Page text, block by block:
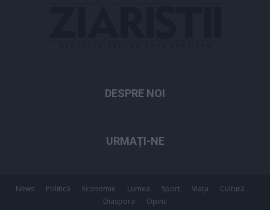
DESPRE NOI
URMAȚI-NE
News Politică Economie Lumea Sport Viața
Cultură
Diaspora
Opinii